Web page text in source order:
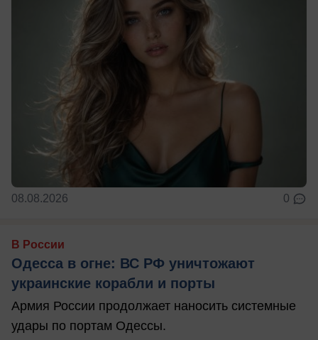
08.08.2026 0
В России
Одесса в огне: ВС РФ уничтожают
украинские корабли и порты
Армия России продолжает наносить системные
удары по портам Одессы.